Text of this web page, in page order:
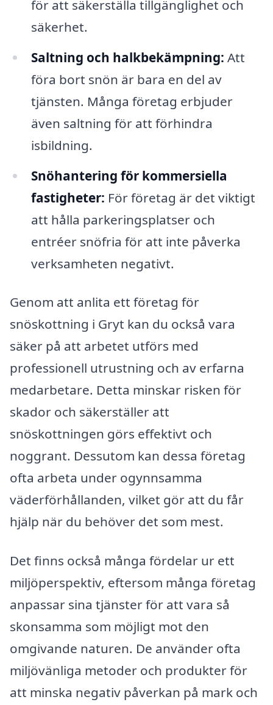
för att säkerställa tillgänglighet och
säkerhet.
Saltning och halkbekämpning: Att
föra bort snön är bara en del av
tjänsten. Många företag erbjuder
även saltning för att förhindra
isbildning.
Snöhantering för kommersiella
fastigheter: För företag är det viktigt
att hålla parkeringsplatser och
entréer snöfria för att inte påverka
verksamheten negativt.
Genom att anlita ett företag för
snöskottning i Gryt kan du också vara
säker på att arbetet utförs med
professionell utrustning och av erfarna
medarbetare. Detta minskar risken för
skador och säkerställer att
snöskottningen görs effektivt och
noggrant. Dessutom kan dessa företag
ofta arbeta under ogynnsamma
väderförhållanden, vilket gör att du får
hjälp när du behöver det som mest.
Det finns också många fördelar ur ett
miljöperspektiv, eftersom många företag
anpassar sina tjänster för att vara så
skonsamma som möjligt mot den
omgivande naturen. De använder ofta
miljövänliga metoder och produkter för
att minska negativ påverkan på mark och